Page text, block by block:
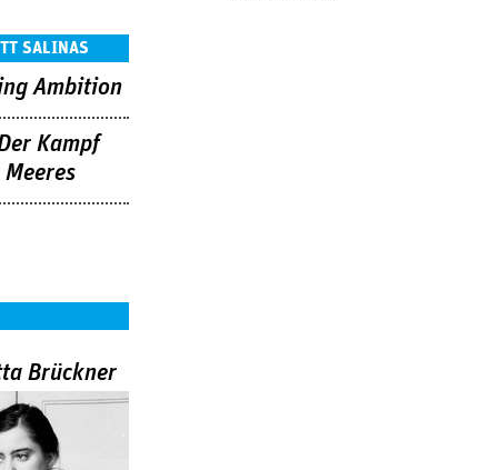
SALINAS
Ambition
Kampf
Brückner